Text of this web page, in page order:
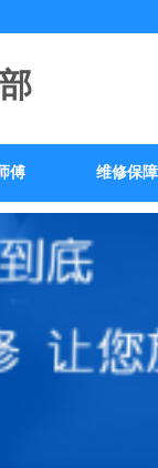
修服
傅 维修保障